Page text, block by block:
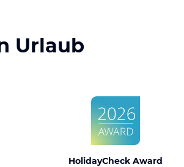
Urlaub
HolidayCheck Award